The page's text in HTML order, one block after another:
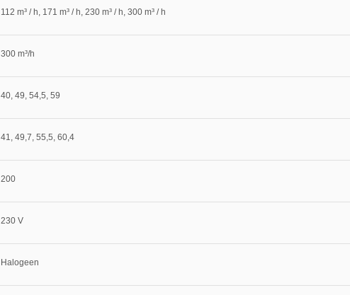
112 m³ / h, 171 m³ / h, 230 m³ / h, 300 m³ / h
300 m³/h
40, 49, 54,5, 59
41, 49,7, 55,5, 60,4
200
230 V
Halogeen